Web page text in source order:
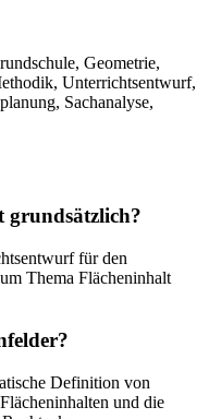
Geometrie,
Unterrichtsentwurf,
Sachanalyse,
grundsätzlich?
für den
Thema Flächeninhalt
Definition von
und die